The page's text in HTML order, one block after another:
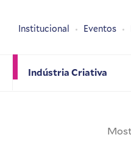
Indústria Criativa
Institucional Eventos